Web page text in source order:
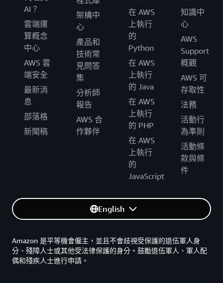
AI？
雲端運
算概念
中心
AWS 雲
端安全
最新消
息
部落格
新聞稿
架構中
心
產品和
技術常
見問答
集
分析師
報告
AWS 合
作夥伴
在 AWS
上執行
的
Python
在 AWS
上執行
的 Java
在 AWS
上執行
的 PHP
在 AWS
上執行
的
JavaScript
知識中
心
AWS
Support
概觀
AWS 可
存取性
法務
活動行
為準則
活動條
款與條
件
English
Amazon 是平等機會僱主，並且不會歧視受保護的退伍軍人身
分、殘障人士或其他受法律保護的身分。鼓勵退伍軍人、軍人配
偶和殘疾人士進行申請。